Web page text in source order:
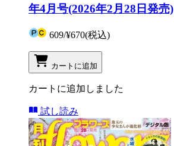
年4月号(2026年2月28日発売)
609/¥670(税込)
カートに追加
カートに追加しました
試し読み